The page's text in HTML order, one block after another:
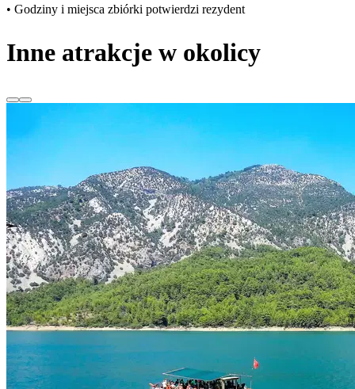
• Godziny i miejsca zbiórki potwierdzi rezydent
Inne atrakcje w okolicy